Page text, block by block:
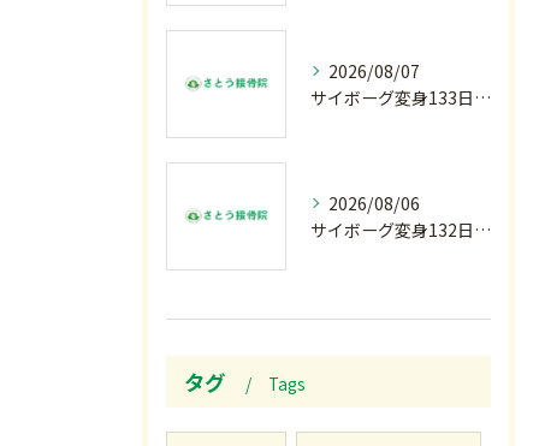
2026/08/07
サイボーグ変身133日目.広島.原爆.81年.インターハイ初日.金曜の朝〜
2026/08/06
サイボーグ変身132日目.お知らせ.和歌山.インターハイ.柔道開幕…木曜の朝〜
タグ Tags